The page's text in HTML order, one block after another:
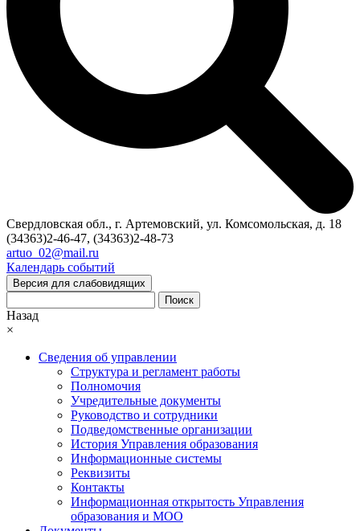
Свердловская обл., г. Артемовский, ул. Комсомольская, д. 18
(34363)2-46-47, (34363)2-48-73
artuo_02@mail.ru
Календарь событий
Версия для слабовидящих
Поиск
Назад
×
Сведения об управлении
Структура и регламент работы
Полномочия
Учредительные документы
Руководство и сотрудники
Подведомственные организации
История Управления образования
Информационные системы
Реквизиты
Контакты
Информационная открытость Управления
образования и МОО